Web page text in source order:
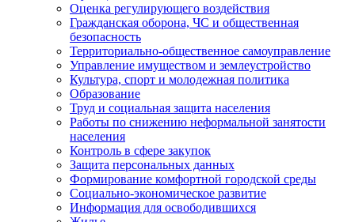
Оценка регулирующего воздействия
Гражданская оборона, ЧС и общественная
безопасность
Территориально-общественное самоуправление
Управление имуществом и землеустройство
Культура, спорт и молодежная политика
Образование
Труд и социальная защита населения
Работы по снижению неформальной занятости
населения
Контроль в сфере закупок
Защита персональных данных
Формирование комфортной городской среды
Социально-экономическое развитие
Информация для освободившихся